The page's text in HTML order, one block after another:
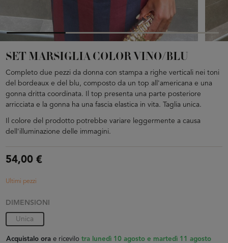
SET MARSIGLIA COLOR VINO/BLU
Completo due pezzi da donna con stampa a righe verticali nei toni
del bordeaux e del blu, composto da un top all'americana e una
gonna dritta coordinata. Il top presenta una parte posteriore
arricciata e la gonna ha una fascia elastica in vita. Taglia unica.
Il colore del prodotto potrebbe variare leggermente a causa
dell'illuminazione delle immagini.
54,00 €
Ultimi pezzi
DIMENSIONI
Unica
Acquistalo orae ricevilo tra lunedì 10 agosto e martedì 11 agosto